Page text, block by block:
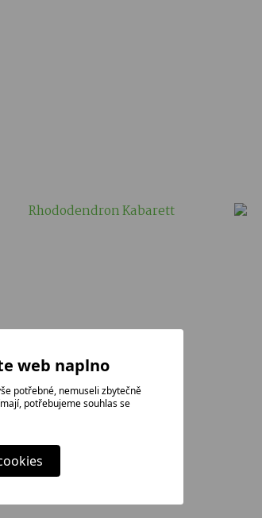
web naplno
potřebné, nemuseli zbytečně
potřebujeme souhlas se